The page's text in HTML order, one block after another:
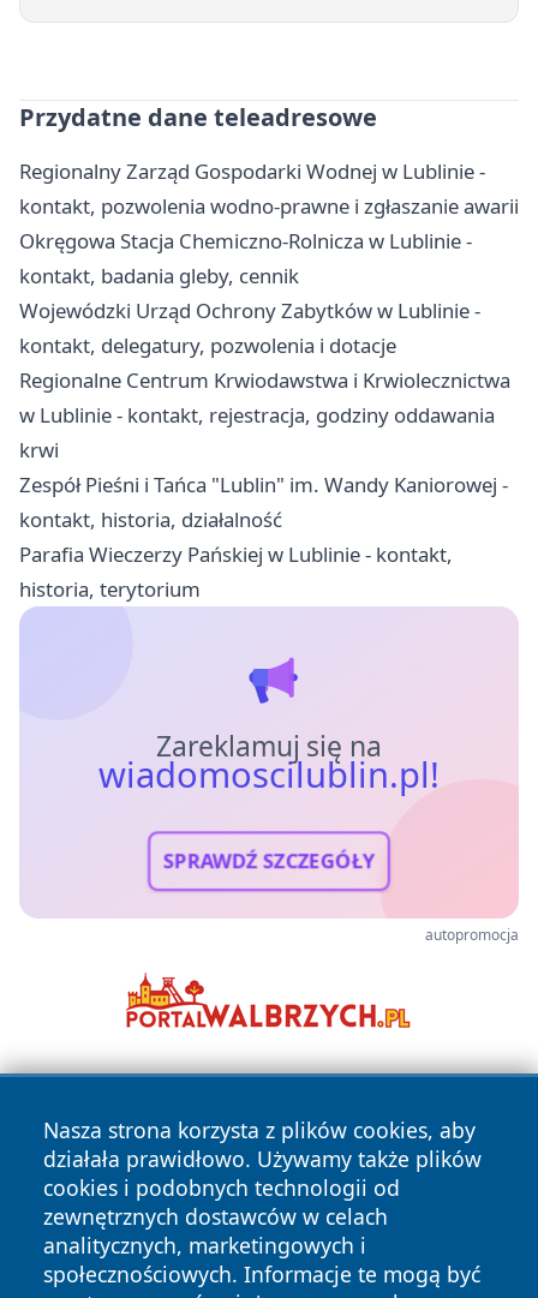
Przydatne dane teleadresowe
Regionalny Zarząd Gospodarki Wodnej w Lublinie -
kontakt, pozwolenia wodno-prawne i zgłaszanie awarii
Okręgowa Stacja Chemiczno-Rolnicza w Lublinie -
kontakt, badania gleby, cennik
Wojewódzki Urząd Ochrony Zabytków w Lublinie -
kontakt, delegatury, pozwolenia i dotacje
Regionalne Centrum Krwiodawstwa i Krwiolecznictwa
w Lublinie - kontakt, rejestracja, godziny oddawania
krwi
Zespół Pieśni i Tańca "Lublin" im. Wandy Kaniorowej -
kontakt, historia, działalność
Parafia Wieczerzy Pańskiej w Lublinie - kontakt,
historia, terytorium
Zareklamuj się na
wiadomoscilublin.pl!
SPRAWDŹ SZCZEGÓŁY
autopromocja
Nasza strona korzysta z plików cookies, aby
działała prawidłowo. Używamy także plików
cookies i podobnych technologii od
zewnętrznych dostawców w celach
analitycznych, marketingowych i
społecznościowych. Informacje te mogą być
Copyright © 2026 wiadomoscilublin.pl Wszystkie prawa
zastrzeżone.